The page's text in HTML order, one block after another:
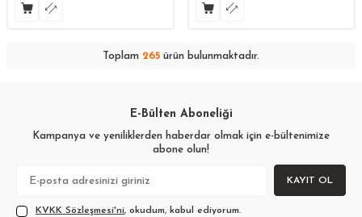
Toplam 265 ürün bulunmaktadır.
E-Bülten Aboneliği
Kampanya ve yeniliklerden haberdar olmak için e-bültenimize
abone olun!
KAYIT OL
KVKK Sözleşmesi'ni, okudum, kabul ediyorum.